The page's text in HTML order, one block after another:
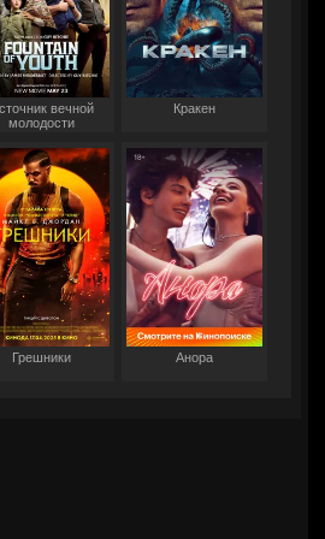
вечной
молодости
Кракен
Грешники Анора